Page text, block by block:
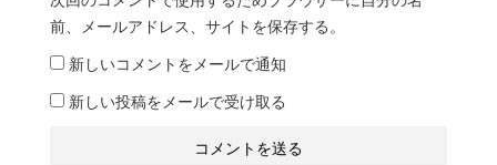
前、メールアドレス、サイトを保存する。
新しいコメントをメールで通知
新しい投稿をメールで受け取る